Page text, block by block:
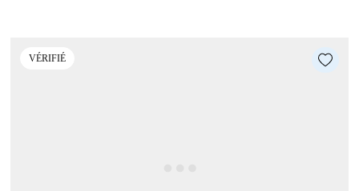
VÉRIFIÉ